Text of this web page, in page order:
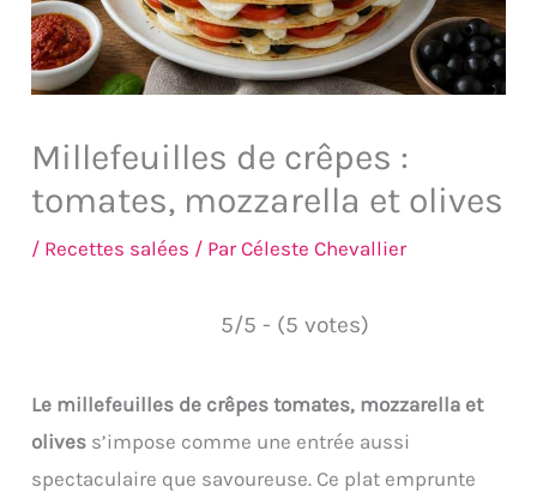
Millefeuilles de crêpes :
tomates, mozzarella et olives
/ Recettes salées / ParCéleste Chevallier
5/5 - (5 votes)
Le millefeuilles de crêpes tomates, mozzarella et
olives s’impose comme une entrée aussi
spectaculaire que savoureuse. Ce plat emprunte